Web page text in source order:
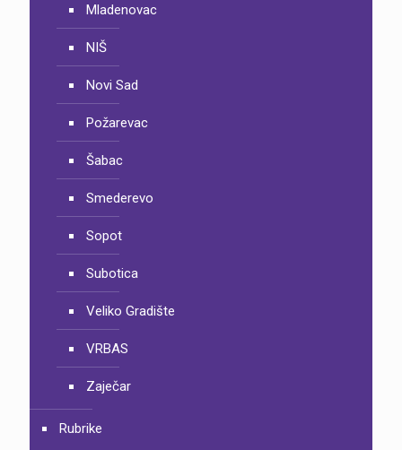
Mladenovac
NIŠ
Novi Sad
Požarevac
Šabac
Smederevo
Sopot
Subotica
Veliko Gradište
VRBAS
Zaječar
Rubrike